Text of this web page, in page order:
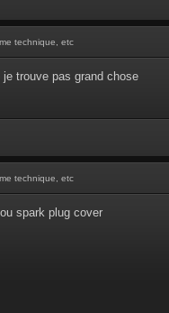
technique, etc
trouve pas grand chose
technique, etc
spark plug cover